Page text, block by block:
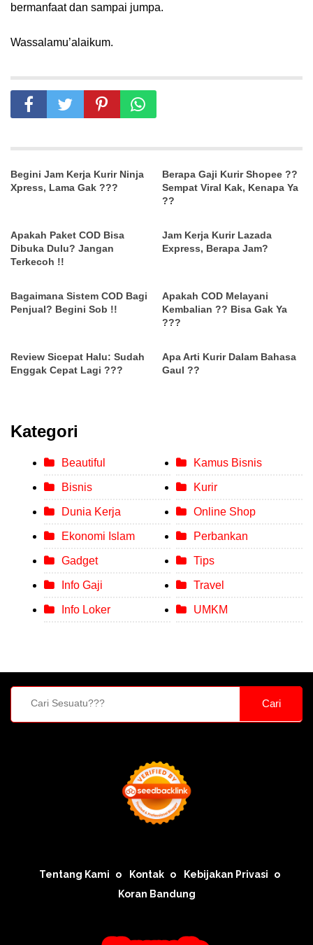
bermanfaat dan sampai jumpa.
Wassalamu’alaikum.
Begini Jam Kerja Kurir Ninja
Xpress, Lama Gak ???
Berapa Gaji Kurir Shopee ??
Sempat Viral Kak, Kenapa Ya
??
Apakah Paket COD Bisa
Dibuka Dulu? Jangan
Terkecoh !!
Jam Kerja Kurir Lazada
Express, Berapa Jam?
Bagaimana Sistem COD Bagi
Penjual? Begini Sob !!
Apakah COD Melayani
Kembalian ?? Bisa Gak Ya
???
Review Sicepat Halu: Sudah
Enggak Cepat Lagi ???
Apa Arti Kurir Dalam Bahasa
Gaul ??
Kategori
Beautiful
Bisnis
Dunia Kerja
Ekonomi Islam
Gadget
Info Gaji
Info Loker
Kamus Bisnis
Kurir
Online Shop
Perbankan
Tips
Travel
UMKM
Cari
Tentang Kami Kontak
Kebijakan Privasi
Koran Bandung